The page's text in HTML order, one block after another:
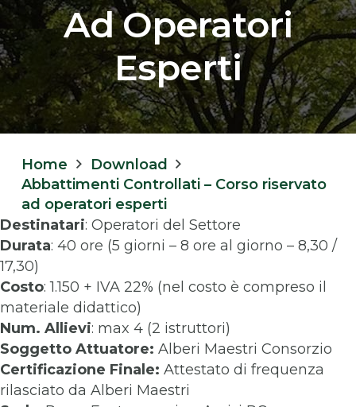
Ad Operatori
Esperti
Home
Download
Abbattimenti Controllati – Corso riservato
ad operatori esperti
Destinatari: Operatori del Settore
Durata: 40 ore (5 giorni – 8 ore al giorno – 8,30 /
17,30)
Costo: 1.150 + IVA 22% (nel costo è compreso il
materiale didattico)
Num. Allievi: max 4 (2 istruttori)
Soggetto Attuatore: Alberi Maestri Consorzio
Certificazione Finale: Attestato di frequenza
rilasciato da Alberi Maestri